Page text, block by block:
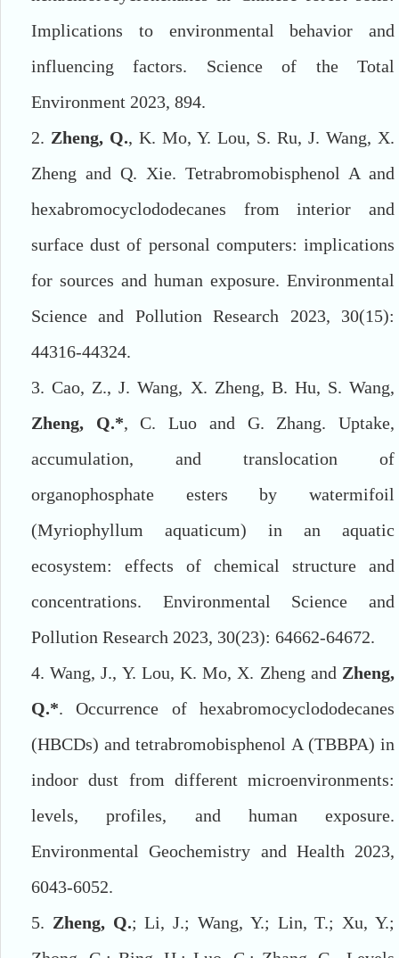
Implications to environmental behavior and
influencing factors. Science of the Total
Environment 2023, 894.
2. Zheng, Q., K. Mo, Y. Lou, S. Ru, J. Wang, X.
Zheng and Q. Xie. Tetrabromobisphenol A and
hexabromocyclododecanes from interior and
surface dust of personal computers: implications
for sources and human exposure. Environmental
Science and Pollution Research 2023, 30(15):
44316-44324.
3. Cao, Z., J. Wang, X. Zheng, B. Hu, S. Wang,
Zheng, Q.*, C. Luo and G. Zhang. Uptake,
accumulation, and translocation of
organophosphate esters by watermifoil
(Myriophyllum aquaticum) in an aquatic
ecosystem: effects of chemical structure and
concentrations. Environmental Science and
Pollution Research 2023, 30(23): 64662-64672.
4. Wang, J., Y. Lou, K. Mo, X. Zheng and Zheng,
Q.*. Occurrence of hexabromocyclododecanes
(HBCDs) and tetrabromobisphenol A (TBBPA) in
indoor dust from different microenvironments:
levels, profiles, and human exposure.
Environmental Geochemistry and Health 2023,
6043-6052.
5. Zheng, Q.; Li, J.; Wang, Y.; Lin, T.; Xu, Y.;